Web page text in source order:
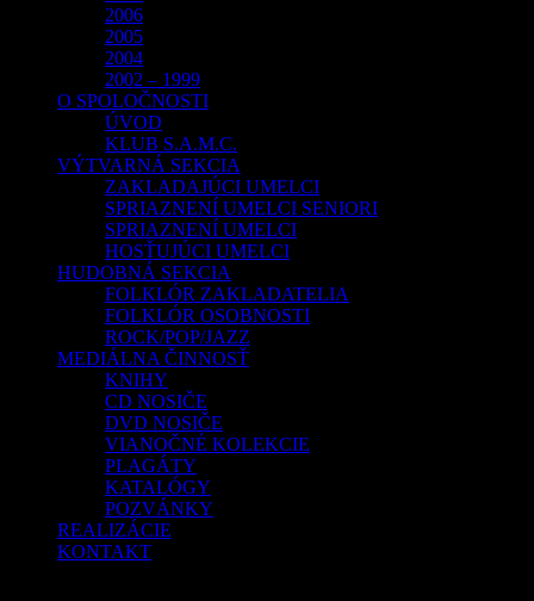
2006
2005
2004
2002 – 1999
O SPOLOČNOSTI
ÚVOD
KLUB S.A.M.C.
VÝTVARNÁ SEKCIA
ZAKLADAJÚCI UMELCI
SPRIAZNENÍ UMELCI SENIORI
SPRIAZNENÍ UMELCI
HOSŤUJÚCI UMELCI
HUDOBNÁ SEKCIA
FOLKLÓR ZAKLADATELIA
FOLKLÓR OSOBNOSTI
ROCK/POP/JAZZ
MEDIÁLNA ČINNOSŤ
KNIHY
CD NOSIČE
DVD NOSIČE
VIANOČNÉ KOLEKCIE
PLAGÁTY
KATALÓGY
POZVÁNKY
REALIZÁCIE
KONTAKT